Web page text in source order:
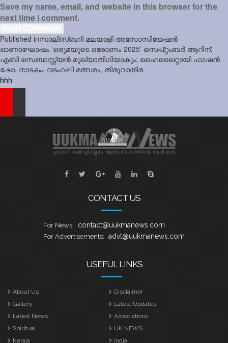
Save my name, email, and website in this browser for the
next time I comment.
Post
navigation
Published inസാലിസ്ബറി മലയാളി അസോസിയേഷൻ
ഓണാഘോഷം ‘ഒരുമയുടെ ഒരോണം-2025’ സെപ്റ്റംബർ ആറിന്;
എബി സെബാസ്റ്റ്യൻ മുഖ്യാതിഥിയാകും; ഹൈലൈറ്റായി ഫാഷൻ
ഷോ, നാടകം, വടംവലി മത്സരം, തിരുവാതിര.
hhh
CONTACT US
For News: contact@uukmanews.com
For Advertisements: advt@uukmanews.com
USEFUL LINKS
About Us
Disclaimer
Gallery
Latest Updates
Latest News
Associations
Spiritual
UK NEWS
Kerala
India